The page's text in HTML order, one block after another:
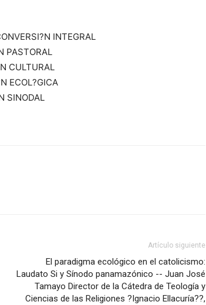
INTEGRAL
PASTORAL
CULTURAL
ECOL?GICA
SINODAL
Artículo siguiente
El paradigma ecológico en el catolicismo:
Laudato Si y Sínodo panamazónico -- Juan José
Tamayo Director de la Cátedra de Teología y
Ciencias de las Religiones ?Ignacio Ellacuría??,